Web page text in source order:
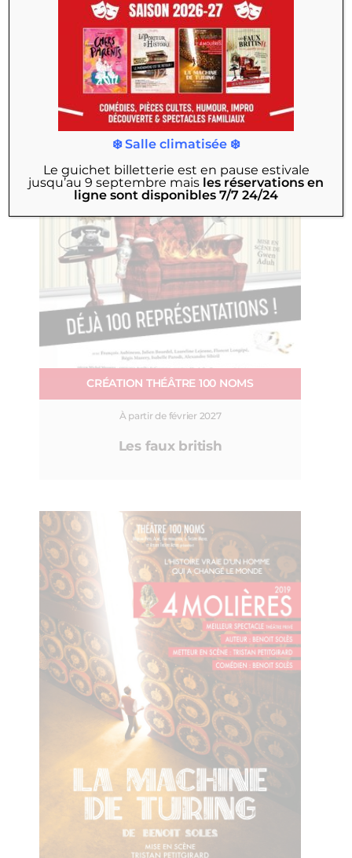
PROLONGATIONS
CRÉATION THÉÂTRE 100 NOMS
À partir de février 2027
Les faux british
❄️ Salle climatisée ❄️
Le guichet billetterie est en pause estivale
jusqu’au 9 septembre mais les réservations en
ligne sont disponibles 7/7 24/24